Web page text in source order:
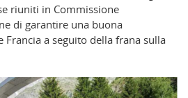
riuniti in Commissione
di garantire una buona
Francia a seguito della frana sulla